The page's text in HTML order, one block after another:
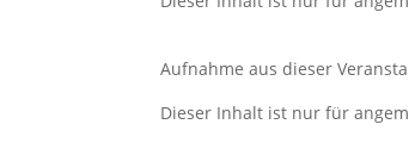
Aufnahme aus dieser
Dieser Inhalt ist nur für